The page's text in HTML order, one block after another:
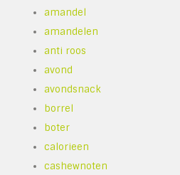
amandel
amandelen
anti roos
avond
avondsnack
borrel
boter
calorieen
cashewnoten